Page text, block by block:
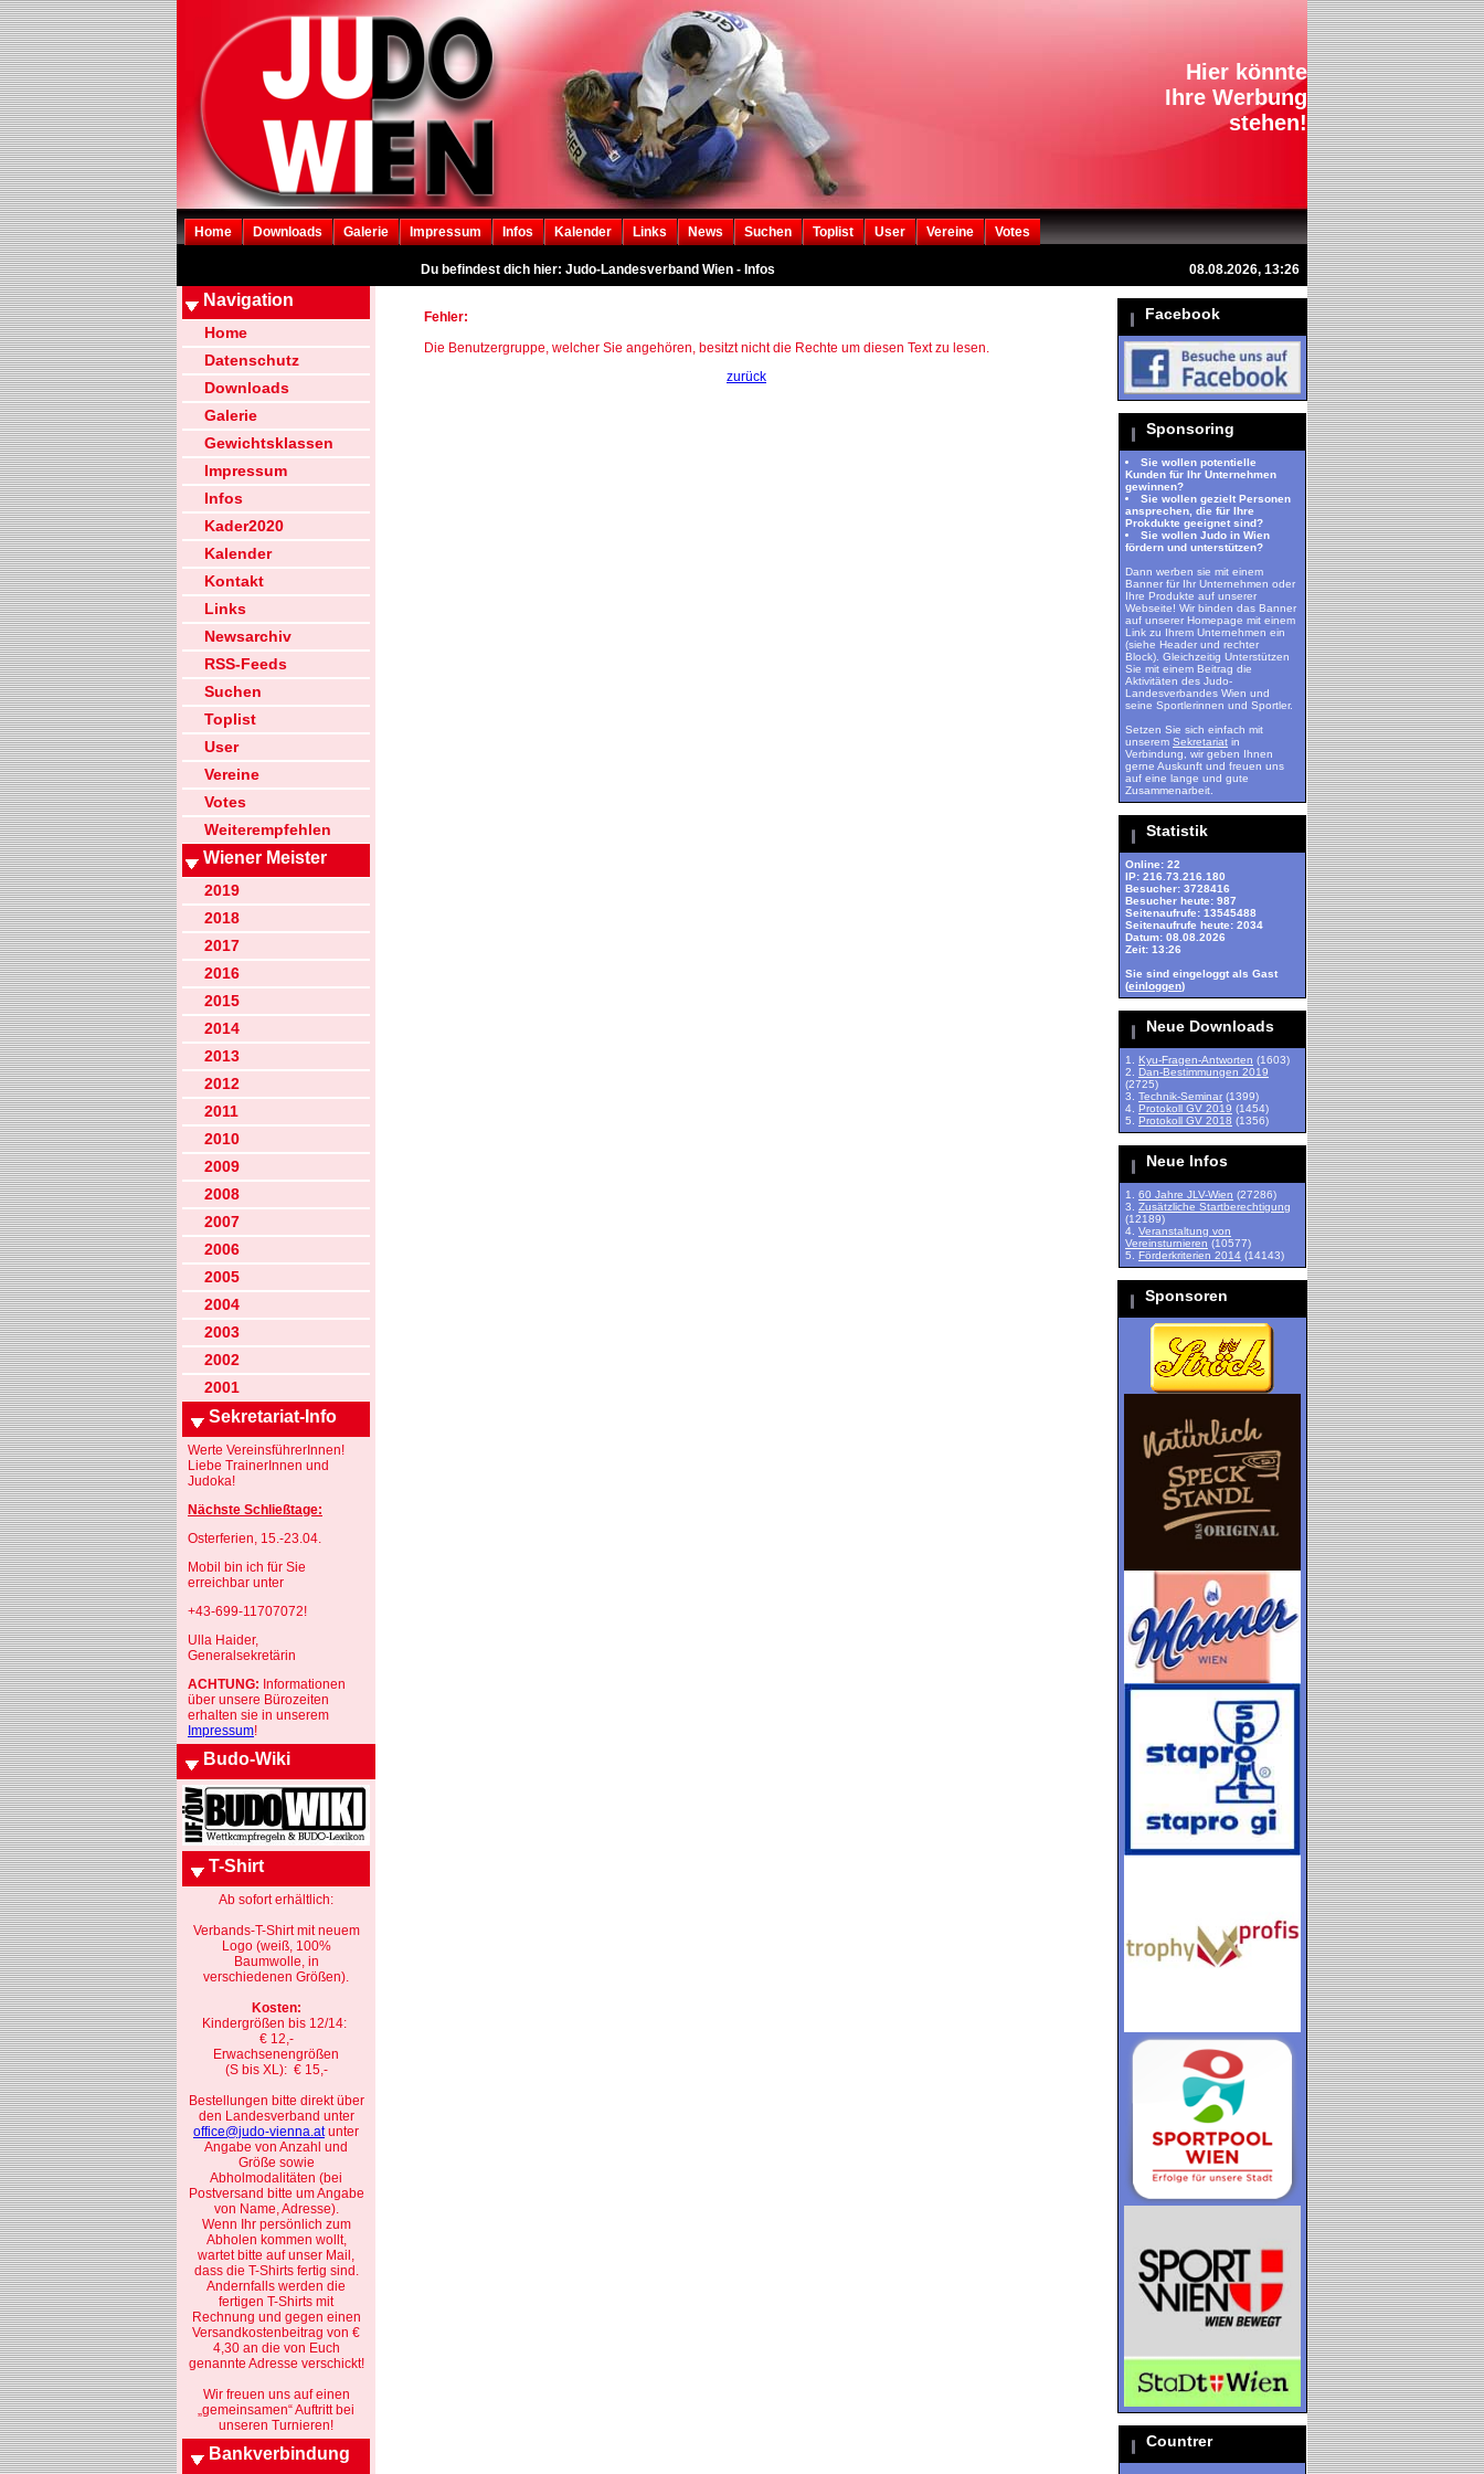
Hier könnte
Ihre Werbung
stehen!
Home Downloads Galerie Impressum Infos Kalender Links News Suchen Toplist User Vereine Votes
Du befindest dich hier: Judo-Landesverband Wien - Infos 08.08.2026, 13:26
Navigation
Home
Datenschutz
Downloads
Galerie
Gewichtsklassen
Impressum
Infos
Kader2020
Kalender
Kontakt
Links
Newsarchiv
RSS-Feeds
Suchen
Toplist
User
Vereine
Votes
Weiterempfehlen
Wiener Meister
2019
2018
2017
2016
2015
2014
2013
2012
2011
2010
2009
2008
2007
2006
2005
2004
2003
2002
2001
Sekretariat-Info
Werte VereinsführerInnen!
Liebe TrainerInnen und
Judoka!
Nächste Schließtage:
Osterferien, 15.-23.04.
Mobil bin ich für Sie
erreichbar unter
+43-699-11707072!
Ulla Haider,
Generalsekretärin
ACHTUNG: Informationen
über unsere Bürozeiten
erhalten sie in unserem
Impressum!
Budo-Wiki
T-Shirt
Ab sofort erhältlich:
Verbands-T-Shirt mit neuem
Logo (weiß, 100%
Baumwolle, in
verschiedenen Größen).
Kosten:
Kindergrößen bis 12/14:
€ 12,-
Erwachsenengrößen
(S bis XL): € 15,-
Bestellungen bitte direkt über
den Landesverband unter
office@judo-vienna.atunter
Angabe von Anzahl und
Größe sowie
Abholmodalitäten (bei
Postversand bitte um Angabe
von Name, Adresse).
Wenn Ihr persönlich zum
Abholen kommen wollt,
wartet bitte auf unser Mail,
dass die T-Shirts fertig sind.
Andernfalls werden die
fertigen T-Shirts mit
Rechnung und gegen einen
Versandkostenbeitrag von €
4,30 an die von Euch
genannte Adresse verschickt!
Wir freuen uns auf einen
„gemeinsamen“ Auftritt bei
unseren Turnieren!
Bankverbindung
Fehler:
Die Benutzergruppe, welcher Sie angehören, besitzt nicht die Rechte um diesen Text zu lesen.
zurück
Facebook
Sponsoring
Sie wollen potentielle
Kunden für Ihr Unternehmen
gewinnen?
Sie wollen gezielt Personen
ansprechen, die für Ihre
Prokdukte geeignet sind?
Sie wollen Judo in Wien
fördern und unterstützen?
Dann werben sie mit einem
Banner für Ihr Unternehmen oder
Ihre Produkte auf unserer
Webseite! Wir binden das Banner
auf unserer Homepage mit einem
Link zu Ihrem Unternehmen ein
(siehe Header und rechter
Block). Gleichzeitig Unterstützen
Sie mit einem Beitrag die
Aktivitäten des Judo-
Landesverbandes Wien und
seine Sportlerinnen und Sportler.
Setzen Sie sich einfach mit
unserem Sekretariat in
Verbindung, wir geben Ihnen
gerne Auskunft und freuen uns
auf eine lange und gute
Zusammenarbeit.
Statistik
Online: 22
IP: 216.73.216.180
Besucher: 3728416
Besucher heute: 987
Seitenaufrufe: 13545488
Seitenaufrufe heute: 2034
Datum: 08.08.2026
Zeit: 13:26
Sie sind eingeloggt als Gast
(einloggen)
Neue Downloads
1. Kyu-Fragen-Antworten (1603)
2. Dan-Bestimmungen 2019
(2725)
3. Technik-Seminar (1399)
4. Protokoll GV 2019 (1454)
5. Protokoll GV 2018 (1356)
Neue Infos
1. 60 Jahre JLV-Wien (27286)
3. Zusätzliche Startberechtigung
(12189)
4. Veranstaltung von
Vereinsturnieren (10577)
5. Förderkriterien 2014 (14143)
Sponsoren
Countrer